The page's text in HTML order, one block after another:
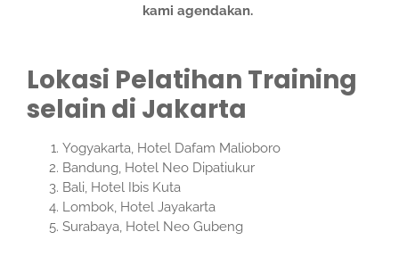
kami agendakan.
Lokasi Pelatihan Training
selain di Jakarta
Yogyakarta, Hotel Dafam Malioboro
Bandung, Hotel Neo Dipatiukur
Bali, Hotel Ibis Kuta
Lombok, Hotel Jayakarta
Surabaya, Hotel Neo Gubeng